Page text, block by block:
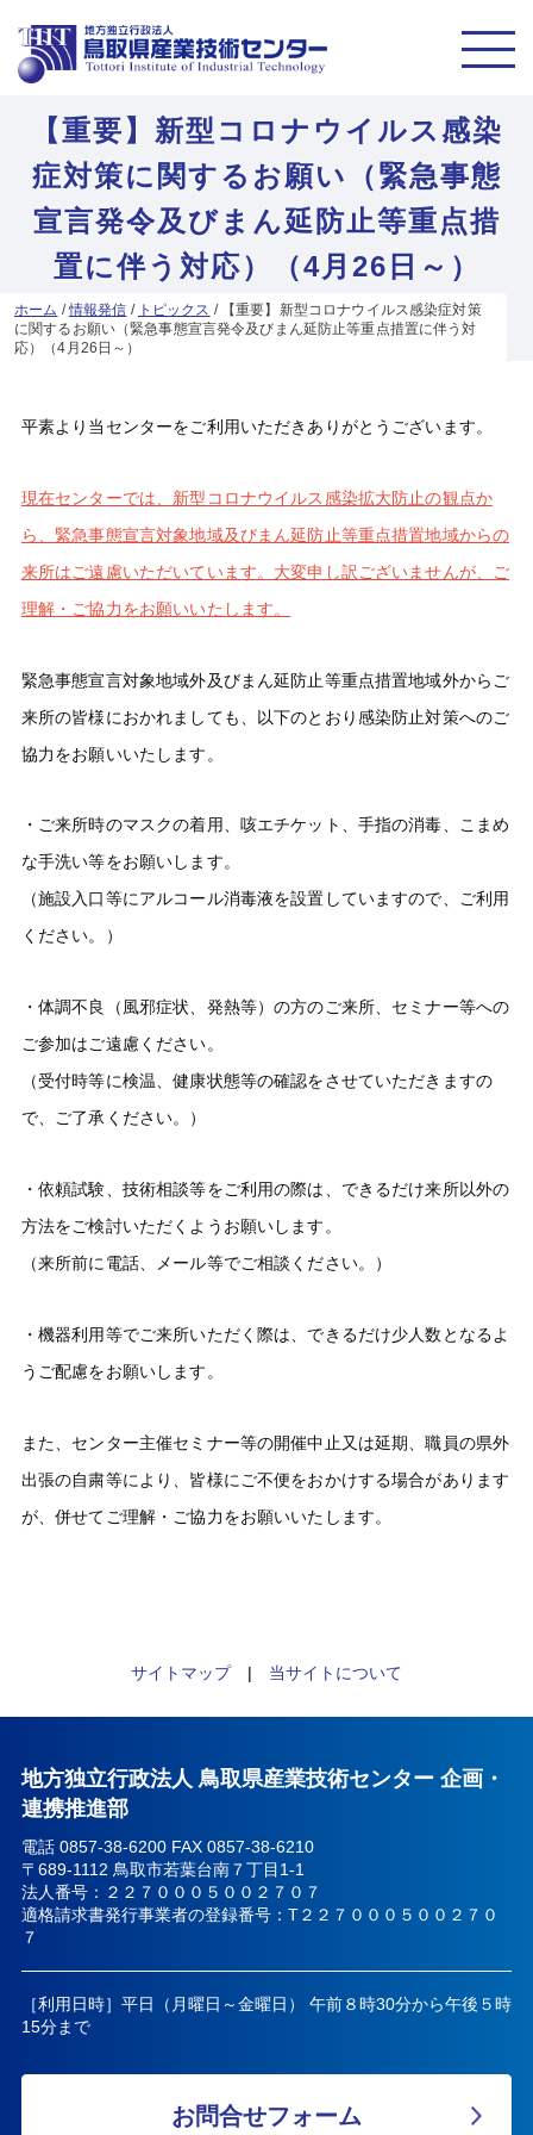
【重要】新型コロナウイルス感染
症対策に関するお願い（緊急事態
宣言発令及びまん延防止等重点措
置に伴う対応）（4月26日～）
ホーム /情報発信 / トピックス /
【重要】新型コロナウイルス感染症対策
に関するお願い（緊急事態宣言発令及びまん延防止等重点措置に伴う対
応）（4月26日～）
平素より当センターをご利用いただきありがとうございます。
現在センターでは、新型コロナウイルス感染拡大防止の観点か
ら、緊急事態宣言対象地域及びまん延防止等重点措置地域からの
来所はご遠慮いただいています。大変申し訳ございませんが、ご
理解・ご協力をお願いいたします。
緊急事態宣言対象地域外及びまん延防止等重点措置地域外からご
来所の皆様におかれましても、以下のとおり感染防止対策へのご
協力をお願いいたします。
・ご来所時のマスクの着用、咳エチケット、手指の消毒、こまめ
な手洗い等をお願いします。
（施設入口等にアルコール消毒液を設置していますので、ご利用
ください。）
・体調不良（風邪症状、発熱等）の方のご来所、セミナー等への
ご参加はご遠慮ください。
（受付時等に検温、健康状態等の確認をさせていただきますの
で、ご了承ください。）
・依頼試験、技術相談等をご利用の際は、できるだけ来所以外の
方法をご検討いただくようお願いします。
（来所前に電話、メール等でご相談ください。）
・機器利用等でご来所いただく際は、できるだけ少人数となるよ
うご配慮をお願いします。
また、センター主催セミナー等の開催中止又は延期、職員の県外
出張の自粛等により、皆様にご不便をおかけする場合があります
が、併せてご理解・ご協力をお願いいたします。
サイトマップ| 当サイトについて
地方独立行政法人 鳥取県産業技術センター 企画・
連携推進部
電話 0857-38-6200 FAX 0857-38-6210
〒689-1112 鳥取市若葉台南７丁目1-1
法人番号：２２７０００５００２７０７
適格請求書発行事業者の登録番号：T２２７０００５００２７０
７
［利用日時］平日（月曜日～金曜日） 午前８時30分から午後５時
15分まで
お問合せフォーム